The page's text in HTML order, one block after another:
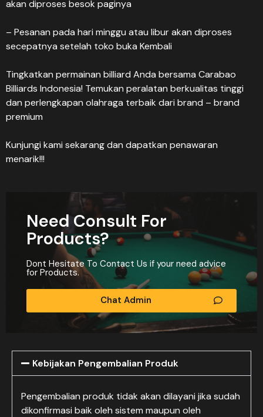
akan diproses besok paginya
– Pesanan pada hari minggu atau libur akan diproses
secepatnya setelah toko buka Kembali
Tingkatkan permainan billiard Anda bersama Carabao
Billiards Indonesia! Temukan peralatan berkualitas tinggi
dan perlengkapan olahraga terbaik dari brand – brand
premium
Kunjungi kami sekarang dan dapatkan penawaran
menarik!!!
Need Consult For
Products?
Dont Hesitate To Contact Us if your need advice
for Products.
Chat Admin
Kebijakan Pengembalian Produk
Pengembalian produk tidak akan dilayani jika sudah
dikonfirmasi baik oleh sistem maupun oleh